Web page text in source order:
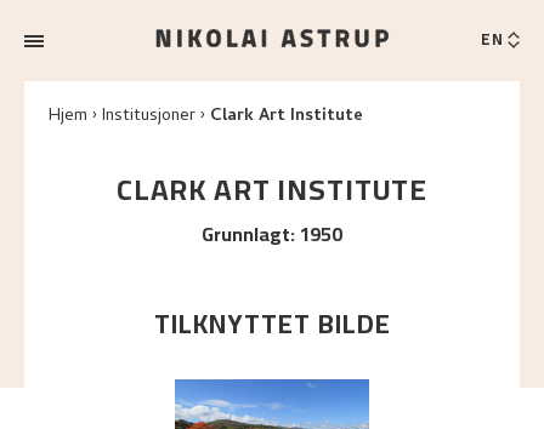
EN
Hjem Institusjoner Clark Art Institute
CLARK ART INSTITUTE
Grunnlagt:1950
TILKNYTTET BILDE